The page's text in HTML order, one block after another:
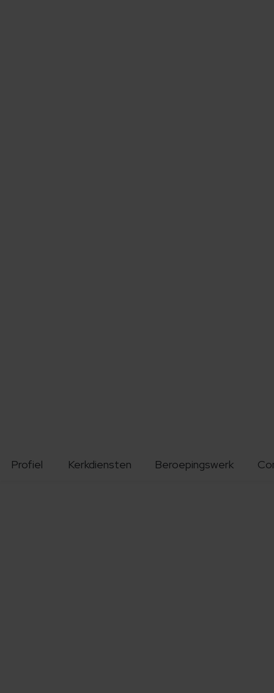
Profiel Kerkdiensten Beroepingswerk